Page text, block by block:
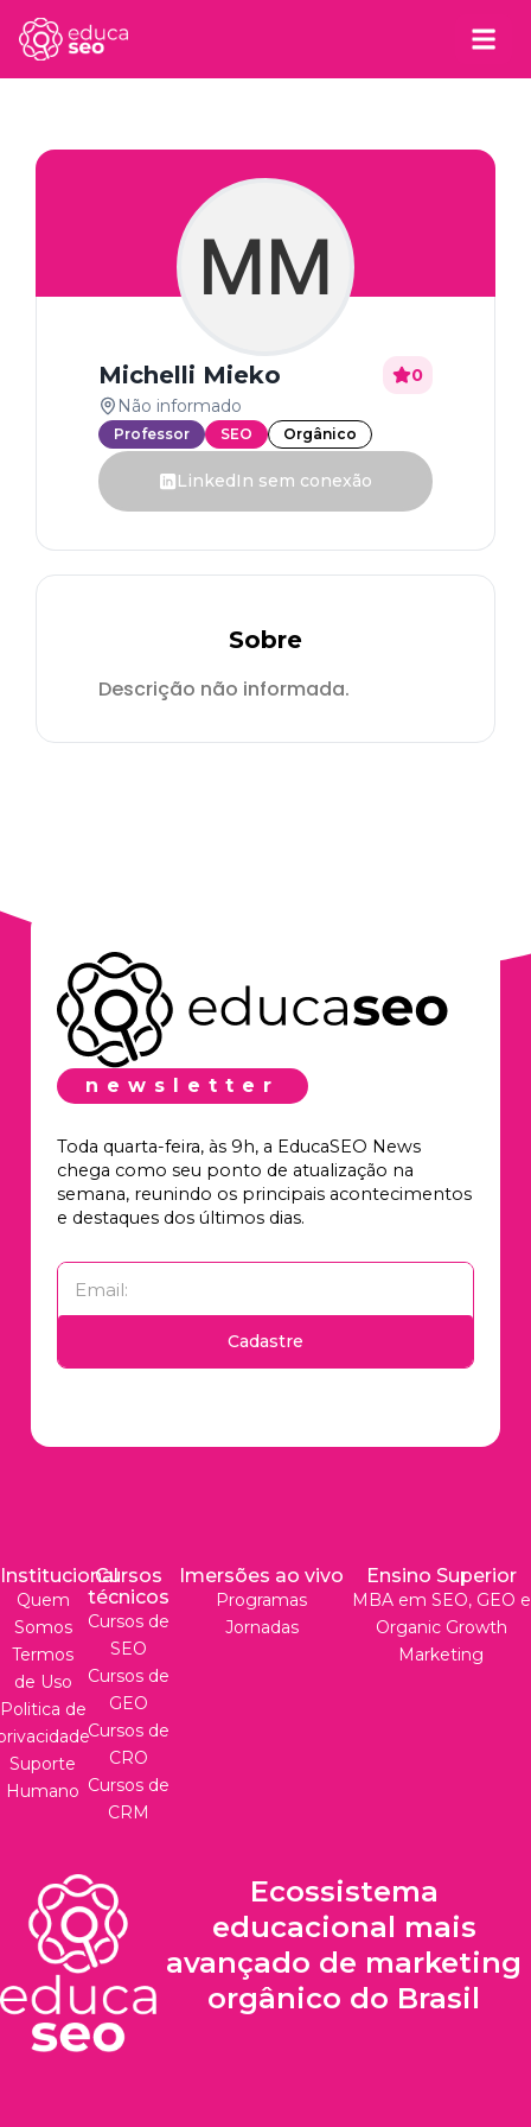
MM
Michelli Mieko
0
Não informado
Professor SEO Orgânico
LinkedIn sem conexão
Sobre
Descrição não informada.
newsletter
Toda quarta-feira, às 9h, a EducaSEO News
chega como seu ponto de atualização na
semana, reunindo os principais acontecimentos
e destaques dos últimos dias.
Cadastre
Institucional
Quem
Somos
Termos
de Uso
Politica de
Suporte
Humano
Cursos
técnicos
Cursos de
SEO
Cursos de
GEO
Cursos de
CRO
Cursos de
CRM
Imersões ao vivo
Programas
Jornadas
Ensino Superior
MBA em SEO, GEO e
Organic Growth
Marketing
Ecossistema
educacional mais
avançado de marketing
orgânico do Brasil